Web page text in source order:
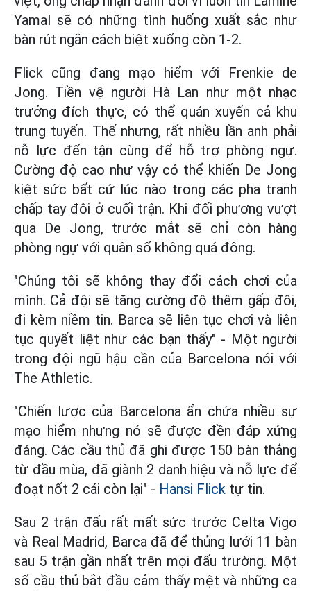
Yamal sẽ có những tình huống xuất sắc như
bàn rút ngắn cách biệt xuống còn 1-2.
Flick cũng đang mạo hiểm với Frenkie de
Jong. Tiền vệ người Hà Lan như một nhạc
trưởng đích thực, có thể quán xuyến cả khu
trung tuyến. Thế nhưng, rất nhiều lần anh phải
nỗ lực đến tận cùng để hỗ trợ phòng ngự.
Cường độ cao như vậy có thể khiến De Jong
kiệt sức bất cứ lúc nào trong các pha tranh
chấp tay đôi ở cuối trận. Khi đối phương vượt
qua De Jong, trước mắt sẽ chỉ còn hàng
phòng ngự với quân số không quá đông.
"Chúng tôi sẽ không thay đổi cách chơi của
mình. Cả đội sẽ tăng cường độ thêm gấp đôi,
đi kèm niềm tin. Barca sẽ liên tục chơi và liên
tục quyết liệt như các bạn thấy" - Một người
trong đội ngũ hậu cần của Barcelona nói với
The Athletic.
"Chiến lược của Barcelona ẩn chứa nhiều sự
mạo hiểm nhưng nó sẽ được đền đáp xứng
đáng. Các cầu thủ đã ghi được 150 bàn thắng
từ đầu mùa, đã giành 2 danh hiệu và nỗ lực để
đoạt nốt 2 cái còn lại" - Hansi Flick tự tin.
Sau 2 trận đấu rất mất sức trước Celta Vigo
và Real Madrid, Barca đã để thủng lưới 11 bàn
sau 5 trận gần nhất trên mọi đấu trường. Một
số cầu thủ bắt đầu cảm thấy mệt và những ca